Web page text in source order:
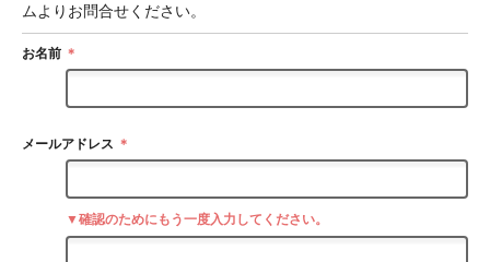
ムよりお問合せください。
お名前 ＊
メールアドレス ＊
▼確認のためにもう一度入力してください。